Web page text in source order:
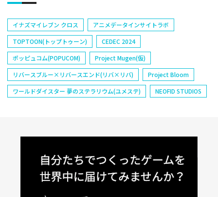
イナズマイレブン クロス
アニメデータインサイトラボ
TOPTOON(トップトゥーン)
CEDEC 2024
ポッピュコム(POPUCOM)
Project Mugen(仮)
リバースブルー×リバースエンド(リバ×リバ)
Project Bloom
ワールドダイスター 夢のステラリウム(ユメステ)
NEOFID STUDIOS